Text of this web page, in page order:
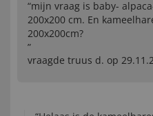
“mijn vraag is baby-
200x200 cm. En
200x200cm?
”
vraagde truus d. op